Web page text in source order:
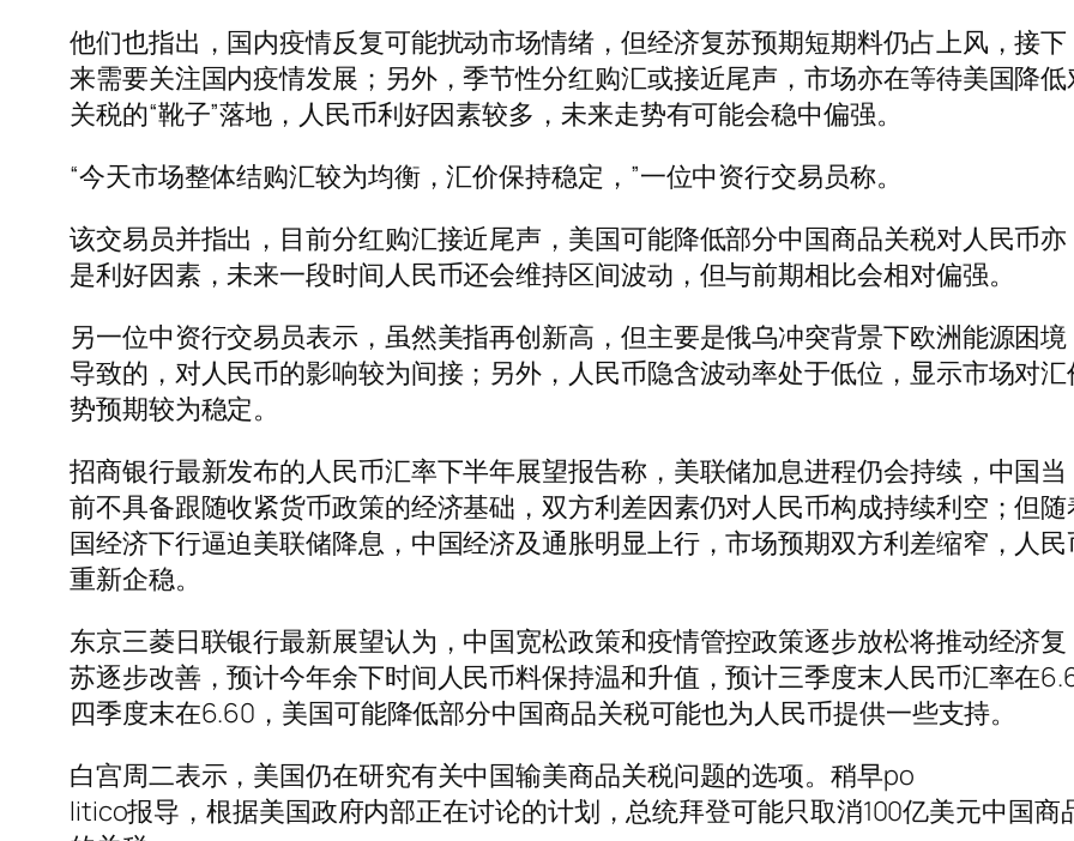
他们也指出，国内疫情反复可能扰动市场情绪，但经济复苏预期短期料仍占上风，接下
来需要关注国内疫情发展；另外，季节性分红购汇或接近尾声，市场亦在等待美国降
关税的“靴子”落地，人民币利好因素较多，未来走势有可能会稳中偏强。
“今天市场整体结购汇较为均衡，汇价保持稳定，”一位中资行交易员称。
该交易员并指出，目前分红购汇接近尾声，美国可能降低部分中国商品关税对人民币亦
是利好因素，未来一段时间人民币还会维持区间波动，但与前期相比会相对偏强。
另一位中资行交易员表示，虽然美指再创新高，但主要是俄乌冲突背景下欧洲能源困境
导致的，对人民币的影响较为间接；另外，人民币隐含波动率处于低位，显示市场对
势预期较为稳定。
招商银行最新发布的人民币汇率下半年展望报告称，美联储加息进程仍会持续，中国当
前不具备跟随收紧货币政策的经济基础，双方利差因素仍对人民币构成持续利空；但
国经济下行逼迫美联储降息，中国经济及通胀明显上行，市场预期双方利差缩窄，人
重新企稳。
东京三菱日联银行最新展望认为，中国宽松政策和疫情管控政策逐步放松将推动经济复
苏逐步改善，预计今年余下时间人民币料保持温和升值，预计三季度末人民币汇率在
四季度末在6.60，美国可能降低部分中国商品关税可能也为人民币提供一些支持。
白宫周二表示，美国仍在研究有关中国输美商品关税问题的选项。稍早po
litico报导，根据美国政府内部正在讨论的计划，总统拜登可能只取消100亿美元中国商